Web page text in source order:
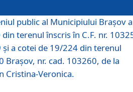
public al Municipiului Braşov a
terenul înscris în C.F. nr.
a cotei de 19/224 din terenul
Brașov, nr. cad. 103260, de la
Cristina-Veronica.